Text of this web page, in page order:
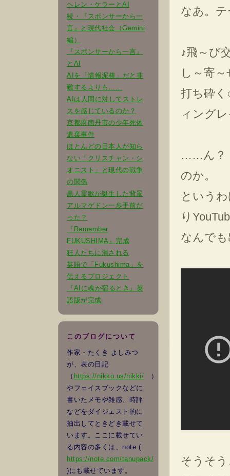
ヘレン・ケラーとAI
続・『スポンサーから一
言』と現代社会（Gemini
編）
『スポンサーから一言』
とAI
AIを「情報泥棒」だと非
難するよりも……
AIは人間に対してストレ
スを感じているのか？
京都府南丹市の少年死体
遺棄事件
ほとんどの日本人が知ら
ない「クリスチャン・シ
オニスト」と現代の戦争
の関係
黒人霊歌が誕生した背景
アルマゲドン一歩手前だ
った？
『Remember
FUKUSHIMA』完成
狂人たちに潰される
英語で「Fukushima」を
伝えるプロジェクト
『AIに魂が宿るとき』英
語版が完成
このブログについて
作家・たくき よしみつ
が、表の日記
（ https://nikko.us/nikki/ ）
やフェイスブックなどに
書いたメモや雑感、時評
などをダイジェスト的に
抽出してときどき載せて
います。ここに載せてい
る内容の多くは、note (
https://note.com/tanupack/
)にも載せています。
なあ。
♪飛～び
し～寄
打ち砕
ィング
……ん？
のか。
という
り
なんで
そうそ